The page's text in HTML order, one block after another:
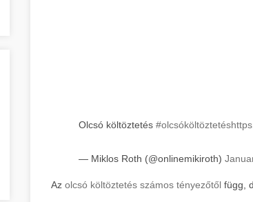
Olcsó költöztetés #olcsóköltöztetés
— Miklos Roth (@onlinemikiroth)
Az olcsó költöztetés számos tényezőtől függ,